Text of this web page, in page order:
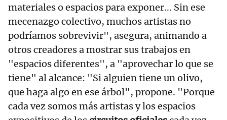
materiales o espacios para exponer... Sin ese
mecenazgo colectivo, muchos artistas no
podríamos sobrevivir", asegura, animando a
otros creadores a mostrar sus trabajos en
"espacios diferentes", a "aprovechar lo que se
tiene" al alcance: "Si alguien tiene un olivo,
que haga algo en ese árbol", propone. "Porque
cada vez somos más artistas y los espacios